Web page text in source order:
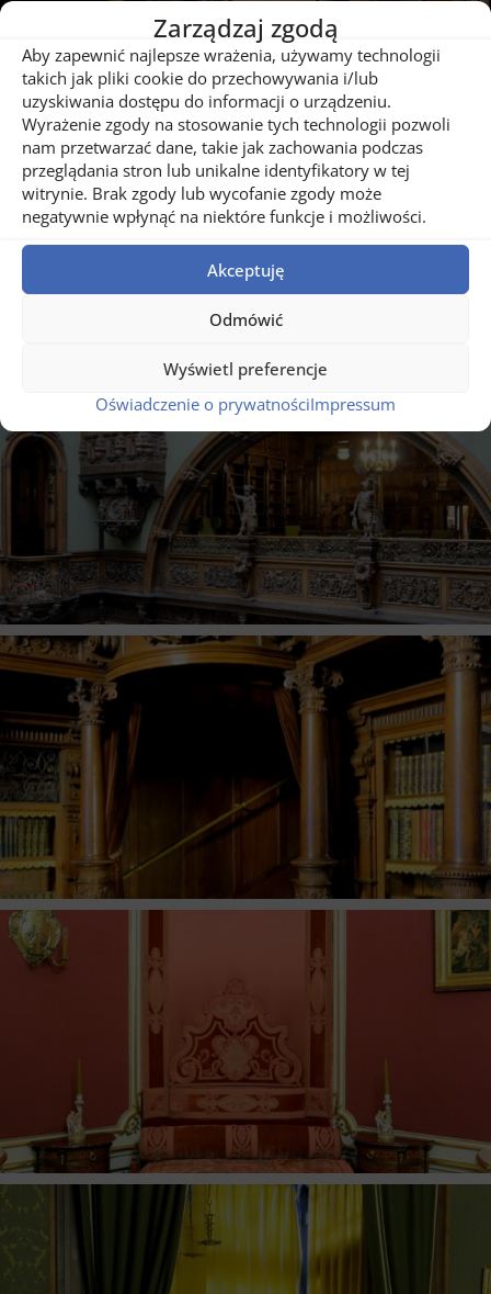
Zarządzaj zgodą
Aby zapewnić najlepsze wrażenia, używamy technologii
takich jak pliki cookie do przechowywania i/lub
uzyskiwania dostępu do informacji o urządzeniu.
Wyrażenie zgody na stosowanie tych technologii pozwoli
nam przetwarzać dane, takie jak zachowania podczas
przeglądania stron lub unikalne identyfikatory w tej
witrynie. Brak zgody lub wycofanie zgody może
negatywnie wpłynąć na niektóre funkcje i możliwości.
Akceptuję
Odmówić
Wyświetl preferencje
Oświadczenie o prywatnościImpressum